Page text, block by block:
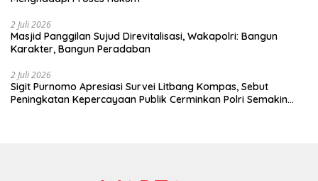
2 Juli 2026
Masjid Panggilan Sujud Direvitalisasi, Wakapolri: Bangun
Karakter, Bangun Peradaban
2 Juli 2026
Sigit Purnomo Apresiasi Survei Litbang Kompas, Sebut
Peningkatan Kepercayaan Publik Cerminkan Polri Semakin